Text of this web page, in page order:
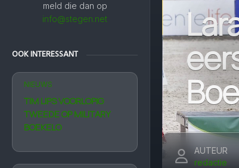
meld die dan op
info@stegen.net
OOK INTERESSANT
NIEUWS
TIM LIPS VOORLOPIG
TWEEDE OP MILITARY
BOEKELO
AUTEUR
redactie